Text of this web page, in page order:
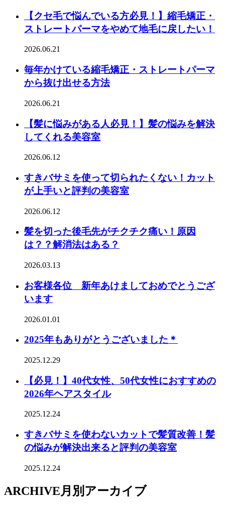
【クセ毛で悩んでいる方必見！】縮毛矯正・
ストレートパーマをやめて地毛に戻したい！
2026.06.21
毎年かけている縮毛矯正・ストレートパーマ
から抜け出せる方法
2026.06.21
【髪に悩みがある人必見！】髪の悩みを解決
してくれる美容室
2026.06.12
すきバサミを使って切られたくない！カット
が上手いと評判の美容室
2026.06.12
髪を切った後毛先がチクチク痛い！原因
は？？解消法はある？
2026.03.13
お客様各位 新年あけましておめでとうござ
います
2026.01.01
2025年もありがとうございました＊
2025.12.29
【必見！】40代女性、50代女性におすすめの
2026年ヘアスタイル
2025.12.24
すきバサミを使わないカットで髪質改善！髪
の悩みが解決出来ると評判の美容室
2025.12.24
ARCHIVE月別アーカイブ